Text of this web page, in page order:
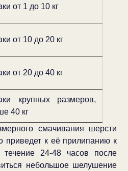
от 1 до 10 кг
от 10 до 20 кг
от 20 до 40 кг
крупных размеров,
40 кг
смачивания шерсти
приведет к её прилипанию к
течение 24-48 часов после
небольшое шелушение